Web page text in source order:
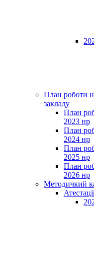
План роботи
закладу
План
2023 нр
План
2024 нр
План
2025 нр
План
2026 нр
Методичкий